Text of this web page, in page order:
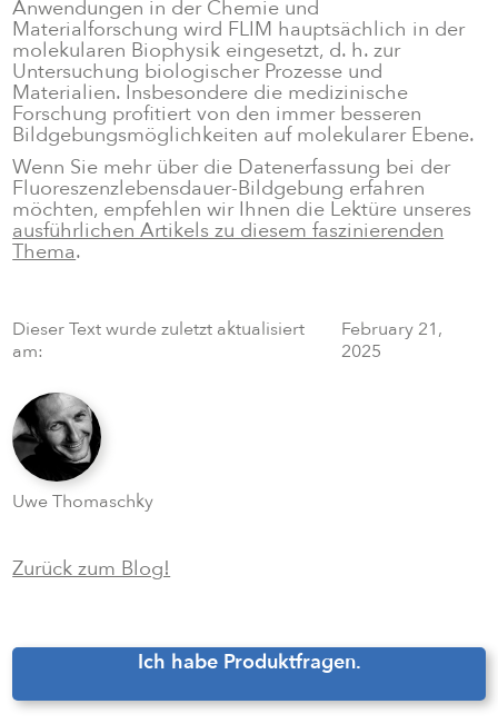
Anwendungen in der Chemie und
Materialforschung wird FLIM hauptsächlich in der
molekularen Biophysik eingesetzt, d. h. zur
Untersuchung biologischer Prozesse und
Materialien. Insbesondere die medizinische
Forschung profitiert von den immer besseren
Bildgebungsmöglichkeiten auf molekularer Ebene.
Wenn Sie mehr über die Datenerfassung bei der
Fluoreszenzlebensdauer-Bildgebung erfahren
möchten, empfehlen wir Ihnen die Lektüre unseres
ausführlichen Artikels zu diesem faszinierenden
Thema.
Dieser Text wurde zuletzt aktualisiert
am:
February 21,
2025
Uwe Thomaschky
Zurück zum Blog!
Ich habe Produktfragen.